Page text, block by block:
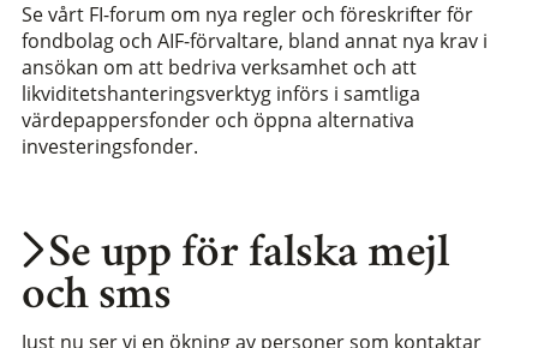
Se upp för falska mejl
och sms
Just nu ser vi en ökning av personer som kontaktar
Se vårt FI-forum om nya regler och föreskrifter för
fondbolag och AIF-förvaltare, bland annat nya krav i
ansökan om att bedriva verksamhet och att
likviditetshanteringsverktyg införs i samtliga
värdepappersfonder och öppna alternativa
investeringsfonder.